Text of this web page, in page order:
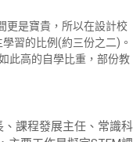
更是寶貴，所以在設計校
習的比例(約三份之二)。
此高的自學比重，部份教
課程發展主任、常識科